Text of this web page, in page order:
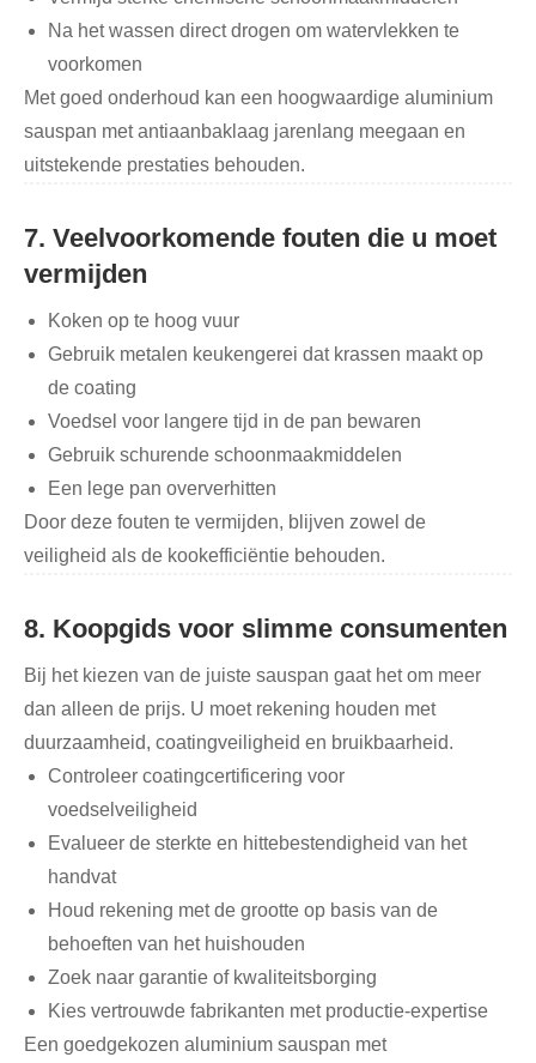
Na het wassen direct drogen om watervlekken te
voorkomen
Met goed onderhoud kan een hoogwaardige aluminium
sauspan met antiaanbaklaag jarenlang meegaan en
uitstekende prestaties behouden.
7. Veelvoorkomende fouten die u moet
vermijden
Koken op te hoog vuur
Gebruik metalen keukengerei dat krassen maakt op
de coating
Voedsel voor langere tijd in de pan bewaren
Gebruik schurende schoonmaakmiddelen
Een lege pan oververhitten
Door deze fouten te vermijden, blijven zowel de
veiligheid als de kookefficiëntie behouden.
8. Koopgids voor slimme consumenten
Bij het kiezen van de juiste sauspan gaat het om meer
dan alleen de prijs. U moet rekening houden met
duurzaamheid, coatingveiligheid en bruikbaarheid.
Controleer coatingcertificering voor
voedselveiligheid
Evalueer de sterkte en hittebestendigheid van het
handvat
Houd rekening met de grootte op basis van de
behoeften van het huishouden
Zoek naar garantie of kwaliteitsborging
Kies vertrouwde fabrikanten met productie-expertise
Een goedgekozen aluminium sauspan met